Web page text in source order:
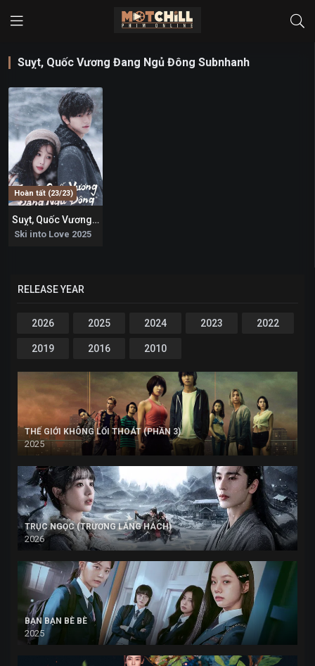
Suỵt, Quốc Vương Đang Ngủ Đông Subnhanh
Hoàn tất (23/23)
6.1
Suỵt, Quốc Vương Đang Ngủ Đông
Ski into Love 2025
RELEASE YEAR
2026 2025 2024 2023 2022
2019 2016 2010
THẾ GIỚI KHÔNG LỐI THOÁT (PHẦN 3)
2025
TRỤC NGỌC (TRƯƠNG LĂNG HÁCH)
2026
BẠN BẠN BÈ BÈ
2025